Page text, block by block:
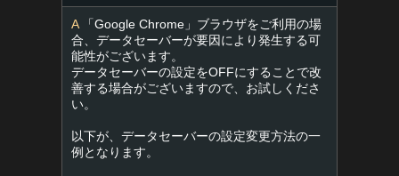
A「Google Chrome」ブラウザをご利用の場
合、データセーバーが要因により発生する可
能性がございます。
データセーバーの設定をOFFにすることで改
善する場合がございますので、お試しくださ
い。
以下が、データセーバーの設定変更方法の一
例となります。